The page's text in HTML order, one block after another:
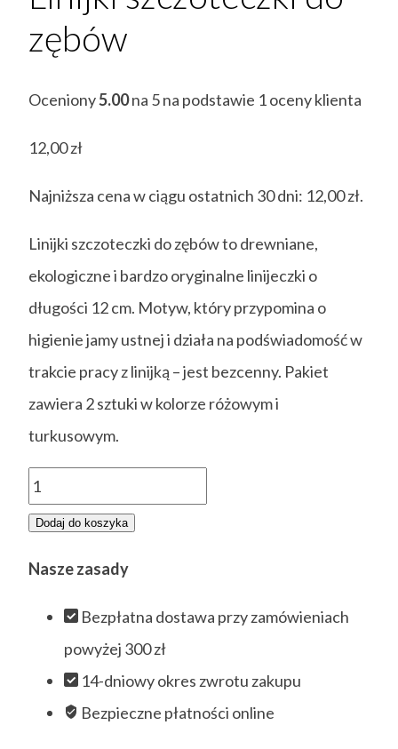
zębów
Oceniony5.00na 5 na podstawie 1oceny klienta
12,00zł
Najniższa cena w ciągu ostatnich 30 dni: 12,00zł.
Linijki szczoteczki do zębów to drewniane,
ekologiczne i bardzo oryginalne linijeczki o
długości 12 cm. Motyw, który przypomina o
higienie jamy ustnej i działa na podświadomość w
trakcie pracy z linijką – jest bezcenny. Pakiet
zawiera 2 sztuki w kolorze różowym i
turkusowym.
ilość
Linijki
do
zębów
Dodaj do koszyka
Nasze zasady
Bezpłatna dostawa przy zamówieniach
powyżej 300 zł
14-dniowy okres zwrotu zakupu
Bezpieczne płatności online